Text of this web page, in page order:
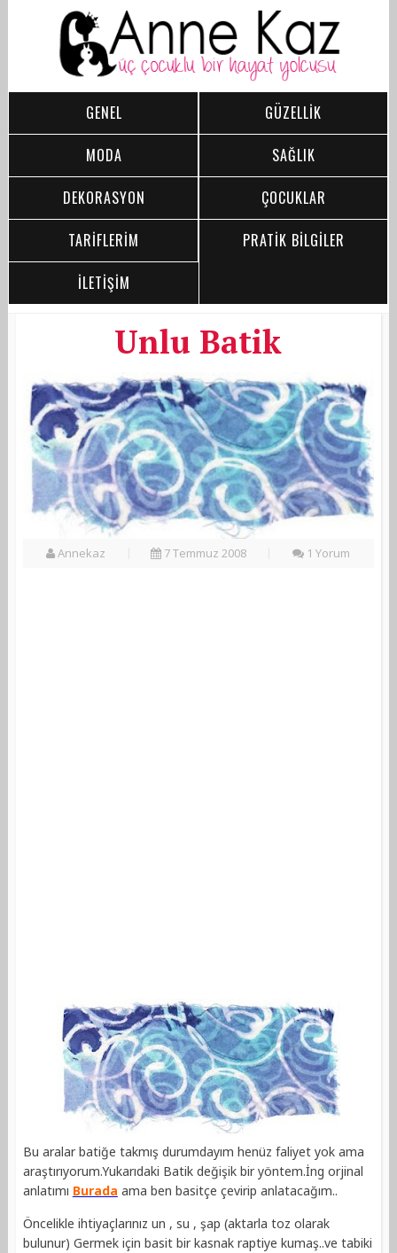
GENEL
GÜZELLİK
MODA
SAĞLIK
DEKORASYON
ÇOCUKLAR
TARİFLERİM
PRATİK BİLGİLER
İLETİŞİM
Unlu Batik
Annekaz 7 Temmuz 2008 1 Yorum
Bu aralar batiğe takmış durumdayım henüz faliyet yok ama
araştırıyorum.Yukarıdaki Batik değişik bir yöntem.İng orjinal
anlatımı Burada ama ben basitçe çevirip anlatacağım..
Öncelikle ihtiyaçlarınız un , su , şap (aktarla toz olarak
bulunur) Germek için basit bir kasnak raptiye kumaş..ve tabiki